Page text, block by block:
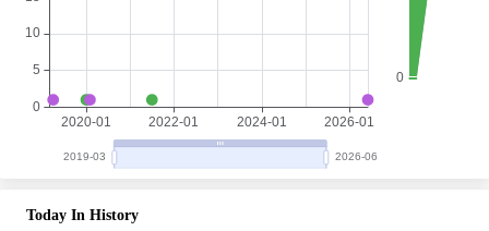
Today In History